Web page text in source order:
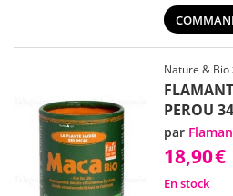
Nature & Bio
PEROU
par
18,90€
En stock